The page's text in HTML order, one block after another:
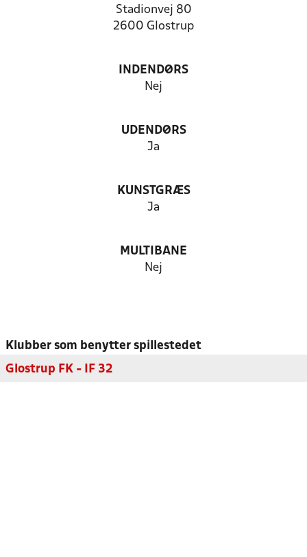
Stadionvej 80
2600 Glostrup
INDENDØRS
Nej
UDENDØRS
Ja
KUNSTGRÆS
Ja
MULTIBANE
Nej
Klubber som benytter spillestedet
Glostrup FK - IF 32